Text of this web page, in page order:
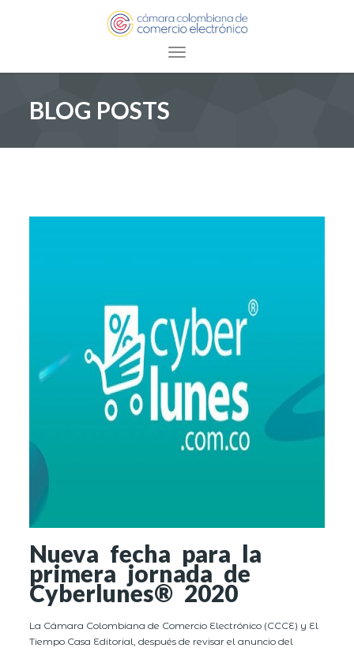
Toggle navigation
BLOG POSTS
Nueva fecha para la
primera jornada de
Cyberlunes® 2020
La Cámara Colombiana de Comercio Electrónico (CCCE) y El
Tiempo Casa Editorial, después de revisar el anuncio del